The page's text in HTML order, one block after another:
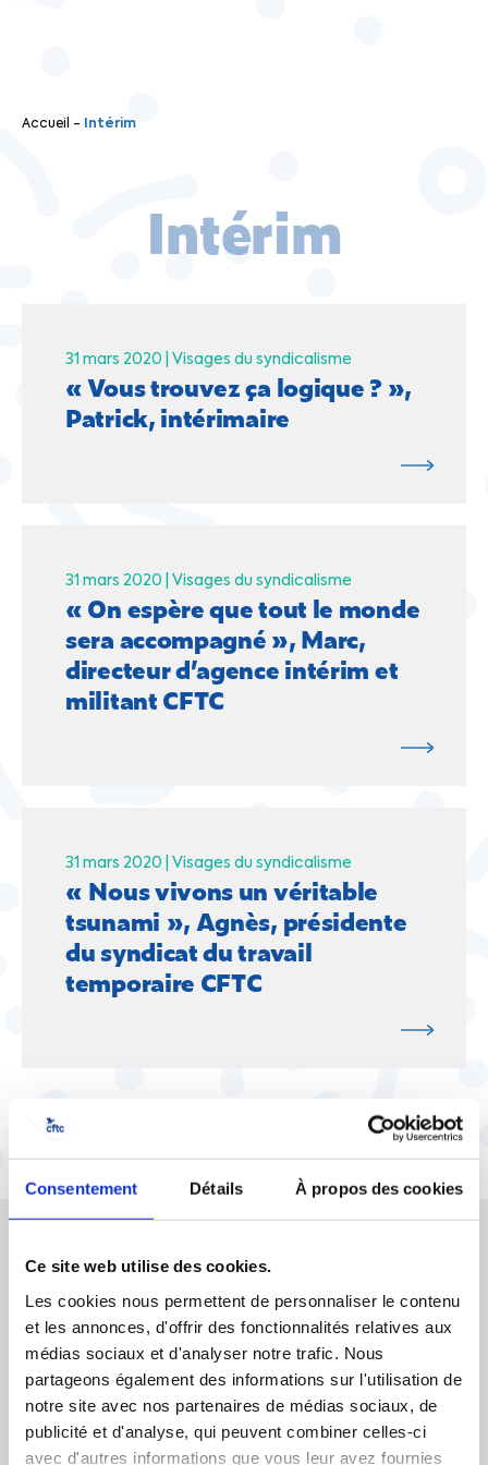
Consentement Détails À propos des cookies
Ce site web utilise des cookies.
Les cookies nous permettent de personnaliser le contenu
et les annonces, d'offrir des fonctionnalités relatives aux
médias sociaux et d'analyser notre trafic. Nous
partageons également des informations sur l'utilisation de
notre site avec nos partenaires de médias sociaux, de
publicité et d'analyse, qui peuvent combiner celles-ci
avec d'autres informations que vous leur avez fournies
Accueil - Intérim
Intérim
31 mars 2020 | Visages du syndicalisme
« Vous trouvez ça logique ? »,
Patrick, intérimaire
31 mars 2020 | Visages du syndicalisme
« On espère que tout le monde
sera accompagné », Marc,
directeur d’agence intérim et
militant CFTC
31 mars 2020 | Visages du syndicalisme
« Nous vivons un véritable
tsunami », Agnès, présidente
du syndicat du travail
temporaire CFTC
Vos droits et l'actualité sociale, enfin clairs
!
Analyses, décryptages et conseils : chaque mois,
recevez l’essentiel pour comprendre vos droits et
les enjeux sociaux et économiques.
J’accepte de recevoir les communications de la CFTC